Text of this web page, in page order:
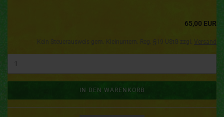
65,00 EUR
Versand
IN DEN WARENKORB